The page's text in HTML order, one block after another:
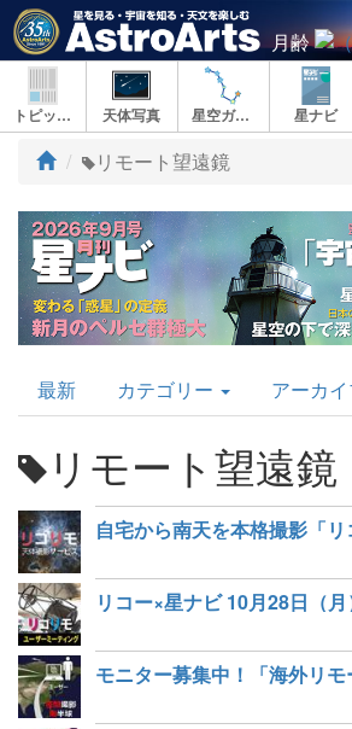
月齢
トピックス 天体写真 星空ガイド 星ナビ
ト
プ
リモート望遠鏡
AstroArts
Topics
最新 カテゴリー アーカ
リモート望遠鏡